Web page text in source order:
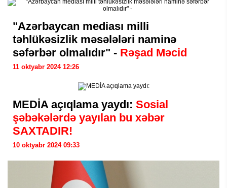
"Azərbaycan mediası milli
təhlükəsizlik məsələləri naminə
səfərbər olmalıdır" - Rəşad Məcid
11 oktyabr 2024 12:26
MEDİA açıqlama yaydı: Sosial
şəbəkələrdə yayılan bu xəbər
SAXTADIR!
10 oktyabr 2024 09:33